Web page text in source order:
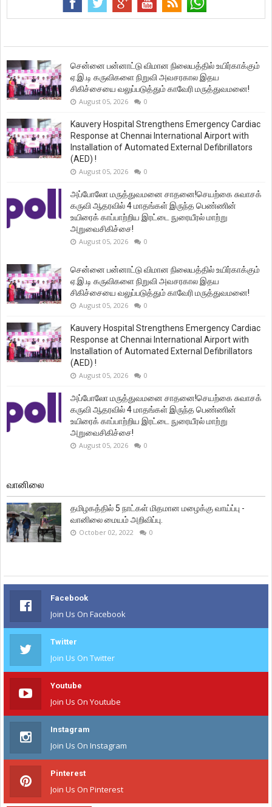
சென்னை பன்னாட்டு விமான நிலையத்தில் உயிர்காக்கும்
ஏ.இ.டி கருவிகளை நிறுவி அவசரகால இதய
சிகிச்சையை வலுப்படுத்தும் காவேரி மருத்துவமனை!
August 05, 2026 0
Kauvery Hospital Strengthens Emergency Cardiac
Response at Chennai International Airport with
Installation of Automated External Defibrillators
(AED) !
August 05, 2026 0
அப்போலோ மருத்துவமனை சாதனை!செயற்கை சுவாசக்
கருவி ஆதரவில் 4 மாதங்கள் இருந்த பெண்ணின்
உயிரைக் காப்பாற்றிய இரட்டை நுரையீரல் மாற்று
அறுவைசிகிச்சை!
August 05, 2026 0
சென்னை பன்னாட்டு விமான நிலையத்தில் உயிர்காக்கும்
ஏ.இ.டி கருவிகளை நிறுவி அவசரகால இதய
சிகிச்சையை வலுப்படுத்தும் காவேரி மருத்துவமனை!
August 05, 2026 0
Kauvery Hospital Strengthens Emergency Cardiac
Response at Chennai International Airport with
Installation of Automated External Defibrillators
(AED) !
August 05, 2026 0
அப்போலோ மருத்துவமனை சாதனை!செயற்கை சுவாசக்
கருவி ஆதரவில் 4 மாதங்கள் இருந்த பெண்ணின்
உயிரைக் காப்பாற்றிய இரட்டை நுரையீரல் மாற்று
அறுவைசிகிச்சை!
August 05, 2026 0
வானிலை
தமிழகத்தில் 5 நாட்கள் மிதமான மழைக்கு வாய்ப்பு -
வானிலை மையம் அறிவிப்பு.
October 02, 2022 0
Facebook
Join Us On Facebook
Twitter
Join Us On Twitter
Youtube
Join Us On Youtube
Instagram
Join Us On Instagram
Pinterest
Join Us On Pinterest